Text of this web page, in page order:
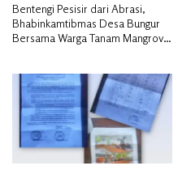
Bentengi Pesisir dari Abrasi,
Bhabinkamtibmas Desa Bungur
Bersama Warga Tanam Mangrove